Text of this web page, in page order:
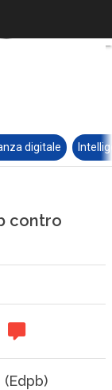
digitale
contro